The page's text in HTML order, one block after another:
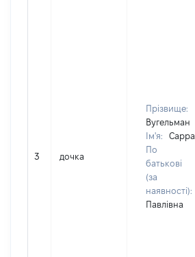
3 дочка
Прізвище:
Вугельман
Ім'я:
Сарра
По
батькові
(за
наявності):
Павлівна